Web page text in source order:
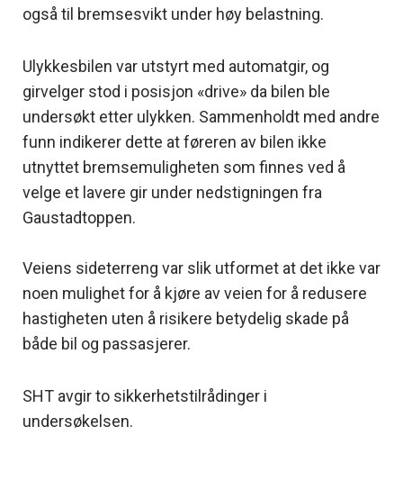
også til bremsesvikt under høy belastning.
Ulykkesbilen var utstyrt med automatgir, og
girvelger stod i posisjon «drive» da bilen ble
undersøkt etter ulykken. Sammenholdt med andre
funn indikerer dette at føreren av bilen ikke
utnyttet bremsemuligheten som finnes ved å
velge et lavere gir under nedstigningen fra
Gaustadtoppen.
Veiens sideterreng var slik utformet at det ikke var
noen mulighet for å kjøre av veien for å redusere
hastigheten uten å risikere betydelig skade på
både bil og passasjerer.
SHT avgir to sikkerhetstilrådinger i
undersøkelsen.